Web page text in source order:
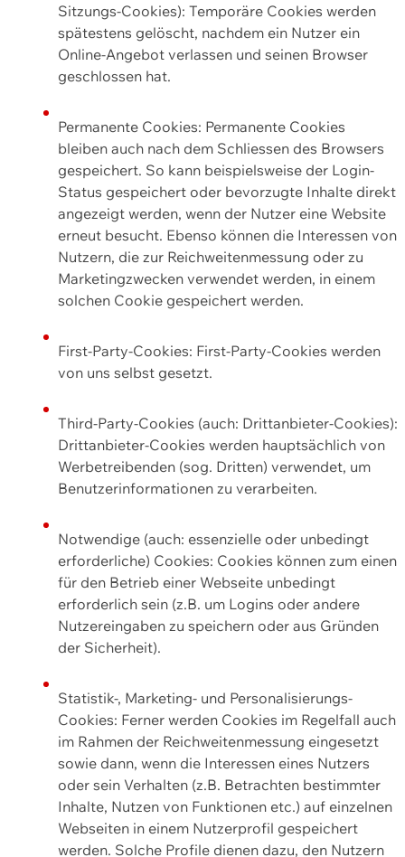
Sitzungs-Cookies): Temporäre Cookies werden
spätestens gelöscht, nachdem ein Nutzer ein
Online-Angebot verlassen und seinen Browser
geschlossen hat.
Permanente Cookies: Permanente Cookies
bleiben auch nach dem Schliessen des Browsers
gespeichert. So kann beispielsweise der Login-
Status gespeichert oder bevorzugte Inhalte direkt
angezeigt werden, wenn der Nutzer eine Website
erneut besucht. Ebenso können die Interessen von
Nutzern, die zur Reichweitenmessung oder zu
Marketingzwecken verwendet werden, in einem
solchen Cookie gespeichert werden.
First-Party-Cookies: First-Party-Cookies werden
von uns selbst gesetzt.
Third-Party-Cookies (auch: Drittanbieter-Cookies):
Drittanbieter-Cookies werden hauptsächlich von
Werbetreibenden (sog. Dritten) verwendet, um
Benutzerinformationen zu verarbeiten.
Notwendige (auch: essenzielle oder unbedingt
erforderliche) Cookies: Cookies können zum einen
für den Betrieb einer Webseite unbedingt
erforderlich sein (z.B. um Logins oder andere
Nutzereingaben zu speichern oder aus Gründen
der Sicherheit).
Statistik-, Marketing- und Personalisierungs-
Cookies: Ferner werden Cookies im Regelfall auch
im Rahmen der Reichweitenmessung eingesetzt
sowie dann, wenn die Interessen eines Nutzers
oder sein Verhalten (z.B. Betrachten bestimmter
Inhalte, Nutzen von Funktionen etc.) auf einzelnen
Webseiten in einem Nutzerprofil gespeichert
werden. Solche Profile dienen dazu, den Nutzern